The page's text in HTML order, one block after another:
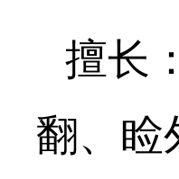
擅长
翻、睑